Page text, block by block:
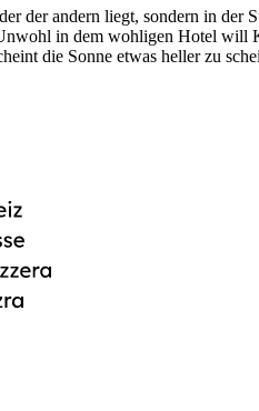
der andern liegt, sondern in der
in dem wohligen Hotel will
die Sonne etwas heller zu